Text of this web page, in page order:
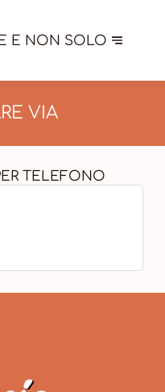
E NON SOLO
VIA
TELEFONO